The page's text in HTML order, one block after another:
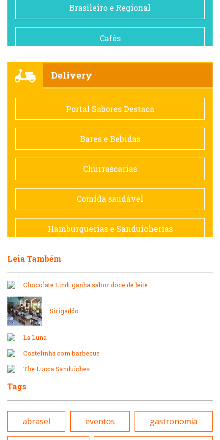
Brasileiro e Regional
Cafés
Comida saudável
Contemporânea
Doceria
Espanhola
Francesa
Japonesa e Oriental
Padarias e Confeitarias
Peixes e Frutos do Mar
Delivery
Portal Sabores Destaca
Bares e Bebidas
Churrascarias
Comida saudável
Hamburguerias e Sanduicherias
Lanchonetes
Padarias e Confeitarias
Pizzarias
Leia Também
Chocolate Lindt ganha sabor doce de leite
Sirigaddo
La Luna
Costelinha com barbecue
The Lucca Sanduíches
Tags
abrasel eventos gastronomia